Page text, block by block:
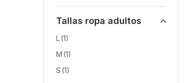
Tallas ropa adultos
L(1)
M (1)
S (1)